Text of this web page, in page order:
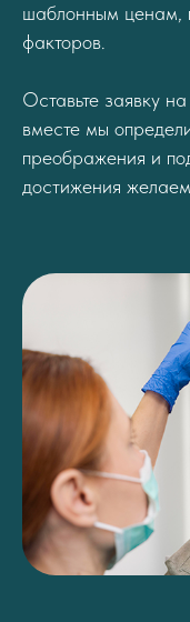
шаблонным ценам,
факторов.
Оставьте заявку
вместе мы
преображения и
достижения